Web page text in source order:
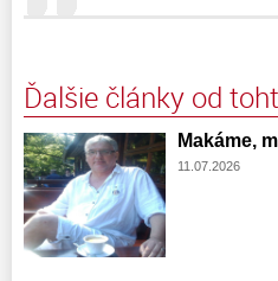
Ďalšie články od
Makáme,
11.07.2026